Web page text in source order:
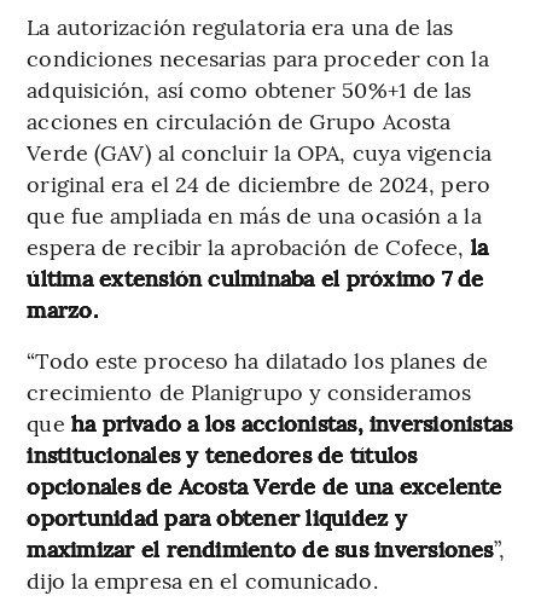
La autorización regulatoria era una de las
condiciones necesarias para proceder con la
adquisición, así como obtener 50%+1 de las
acciones en circulación de Grupo Acosta
Verde (GAV) al concluir la OPA, cuya vigencia
original era el 24 de diciembre de 2024, pero
que fue ampliada en más de una ocasión a la
espera de recibir la aprobación de Cofece, la
última extensión culminaba el próximo 7 de
marzo.
“Todo este proceso ha dilatado los planes de
crecimiento de Planigrupo y consideramos
que ha privado a los accionistas, inversionistas
institucionales y tenedores de títulos
opcionales de Acosta Verde de una excelente
oportunidad para obtener liquidez y
maximizar el rendimiento de sus inversiones”,
dijo la empresa en el comunicado.